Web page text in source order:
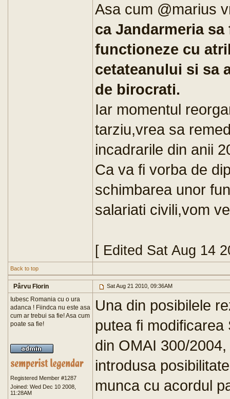
Asa cum @marius
ca Jandarmeria
functioneze cu
cetateanului si sa
de birocrati.
Iar momentul
tarziu,vrea sa
incadrarile din anii
Ca va fi vorba de
schimbarea unor
salariati civili,vom
[ Edited Sat Aug 14
Back to top
Pârvu Florin Sat Aug 21 2010, 09:36AM
Iubesc Romania cu o ura
adanca ! Fiindca nu este asa
cum ar trebui sa fie! Asa cum
poate sa fie!
Registered Member #1287
Joined: Wed Dec 10 2008,
11:28AM
Una din posibilele
putea fi
din OMAI 300/
introdusa
munca cu acordul